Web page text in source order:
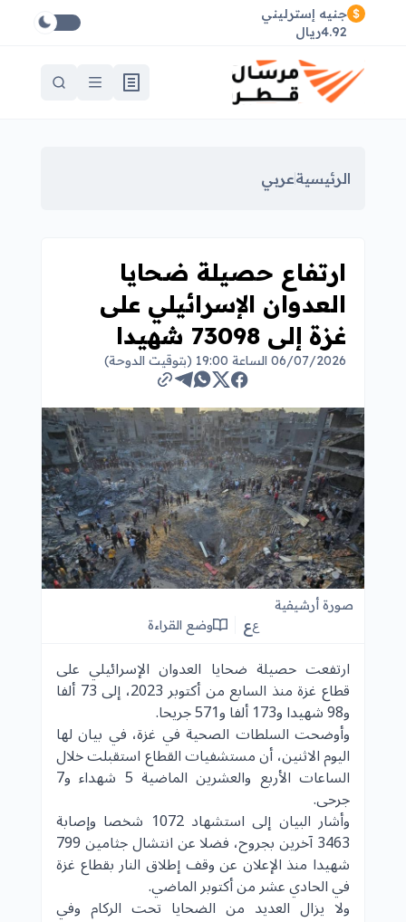
جنيه إسترليني
4.92ريال
الرئيسيةعربي
ارتفاع حصيلة ضحايا
العدوان الإسرائيلي على
غزة إلى 73098 شهيدا
06/07/2026 الساعة 19:00 (بتوقيت الدوحة)
صورة أرشيفية
عع وضع القراءة
ارتفعت حصيلة ضحايا العدوان الإسرائيلي على
قطاع غزة منذ السابع من أكتوبر 2023، إلى 73 ألفا
و98 شهيدا و173 ألفا و571 جريحا.
وأوضحت السلطات الصحية في غزة، في بيان لها
اليوم الاثنين، أن مستشفيات القطاع استقبلت خلال
الساعات الأربع والعشرين الماضية 5 شهداء و7
جرحى.
وأشار البيان إلى استشهاد 1072 شخصا وإصابة
3463 آخرين بجروح، فضلا عن انتشال جثامين 799
شهيدا منذ الإعلان عن وقف إطلاق النار بقطاع غزة
في الحادي عشر من أكتوبر الماضي.
ولا يزال العديد من الضحايا تحت الركام وفي